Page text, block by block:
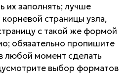
их заполнять; лучше
страницы узла,
с такой же формой
обязательно пропишите
любой момент сделать
выбор форматов